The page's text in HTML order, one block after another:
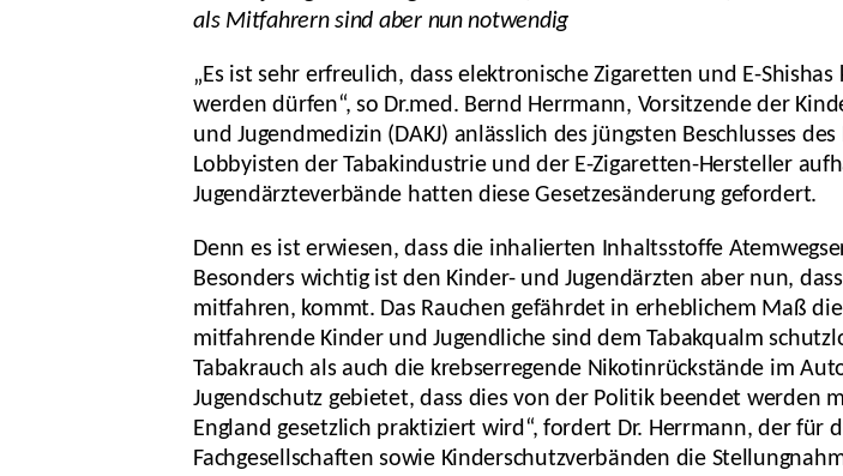
als Mitfahrern sind aber nun notwendig
„Es ist sehr erfreulich, dass elektronische Zigaretten und E-
werden dürfen“, so Dr.med. Bernd Herrmann, Vorsitzende der
und Jugendmedizin (DAKJ) anlässlich des jüngsten Beschlusses
Lobbyisten der Tabakindustrie und der E-Zigaretten-Hersteller
Jugendärzteverbände hatten diese Gesetzesänderung gefordert.
Denn es ist erwiesen, dass die inhalierten Inhaltsstoffe
Besonders wichtig ist den Kinder- und Jugendärzten aber nun,
mitfahren, kommt. Das Rauchen gefährdet in erheblichem Maß
mitfahrende Kinder und Jugendliche sind dem Tabakqualm
Tabakrauch als auch die krebserregende Nikotinrückstände im
Jugendschutz gebietet, dass dies von der Politik beendet werden
England gesetzlich praktiziert wird“, fordert Dr. Herrmann, der für
Fachgesellschaften sowie Kinderschutzverbänden die